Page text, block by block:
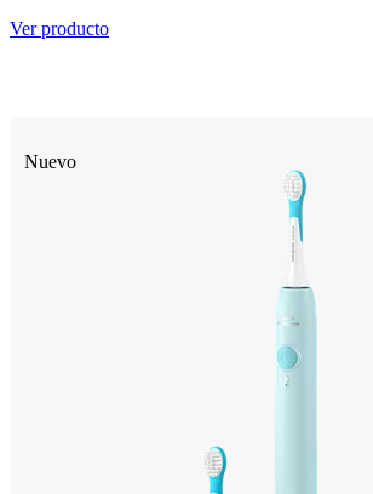
Ver producto
Nuevo